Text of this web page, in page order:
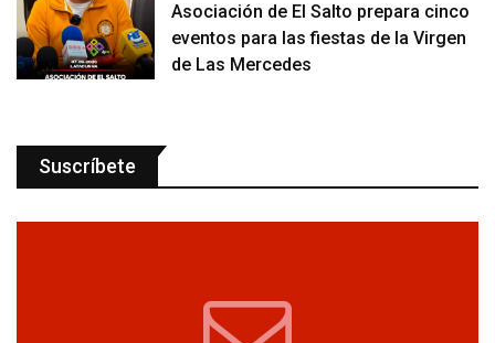
Asociación de El Salto prepara cinco
eventos para las fiestas de la Virgen
de Las Mercedes
Suscríbete